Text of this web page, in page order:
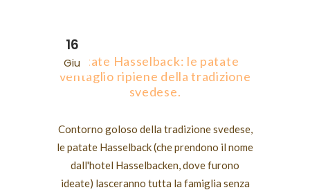
16
GiuPatate Hasselback: le patate
ventaglio ripiene della tradizione
svedese.
Contorno goloso della tradizione svedese,
le patate Hasselback (che prendono il nome
dall'hotel Hasselbacken, dove furono
ideate) lasceranno tutta la famiglia senza